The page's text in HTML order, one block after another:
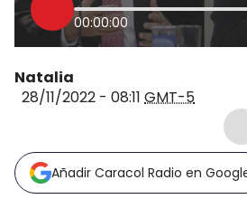
00:00:00
Natalia
28/11/2022 - 08:11 GMT-5
Añadir Caracol Radio en